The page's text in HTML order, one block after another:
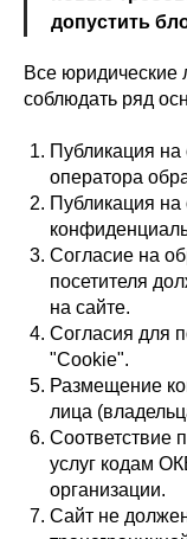
допустить
Все юридические
соблюдать ряд
Публикация на
оператора
Публикация на
Согласие на
посетителя
на сайте.
Согласия для
"Cookie".
Размещение
лица
Соответствие
услуг кодам
организации.
Сайт не